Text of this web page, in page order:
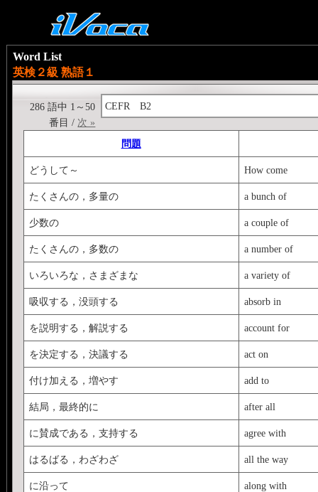
Word List
英検２級 熟語１
CEFR B2
286 語中 1～50
番目 / 次 »
問題
どうして～ How come
たくさんの，多量の a bunch of
少数の a couple of
たくさんの，多数の a number of
いろいろな，さまざまな a variety of
吸収する，没頭する absorb in
を説明する，解説する account for
を決定する，決議する act on
付け加える，増やす add to
結局，最終的に after all
に賛成である，支持する agree with
はるばる，わざわざ all the way
に沿って along with